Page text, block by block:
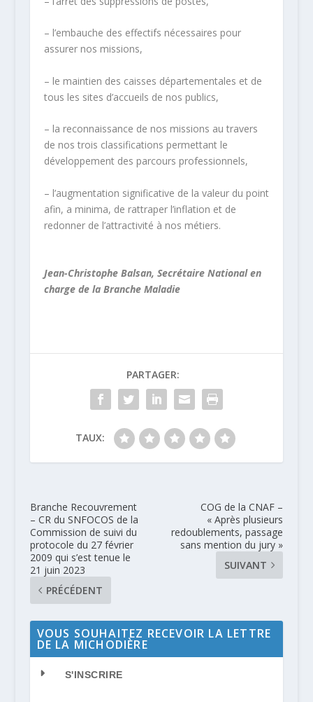
– l’embauche des effectifs nécessaires pour
assurer nos missions,
– le maintien des caisses départementales et de
tous les sites d’accueils de nos publics,
– la reconnaissance de nos missions au travers
de nos trois classifications permettant le
développement des parcours professionnels,
– l’augmentation significative de la valeur du point
afin, a minima, de rattraper l’inflation et de
redonner de l’attractivité à nos métiers.
Jean-Christophe Balsan, Secrétaire National en
charge de la Branche Maladie
PARTAGER:
TAUX:
Branche Recouvrement
– CR du SNFOCOS de la
Commission de suivi du
protocole du 27 février
2009 qui s’est tenue le
21 juin 2023
PRÉCÉDENT
COG de la CNAF –
« Après plusieurs
redoublements, passage
sans mention du jury »
SUIVANT
VOUS SOUHAITEZ RECEVOIR LA LETTRE
DE LA MICHODIÈRE
S'INSCRIRE